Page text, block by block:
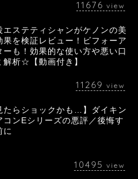
11676 view
エステティシャンがケノンの美
果を検証レビュー！ビフォーア
ーも！効果的な使い方や悪い口
解析☆【動画付き】
11269 view
たらショックかも…】ダイキン
コンEシリーズの悪評／後悔す
に
10495 view